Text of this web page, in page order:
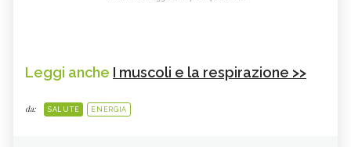
Leggi anche I muscoli e la respirazione >>
da: SALUTE ENERGIA